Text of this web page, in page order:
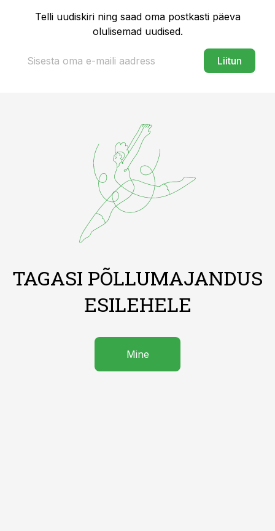
Telli uudiskiri ning saad oma postkasti päeva
olulisemad uudised.
Liitun
TAGASI PÕLLUMAJANDUS
ESILEHELE
Mine